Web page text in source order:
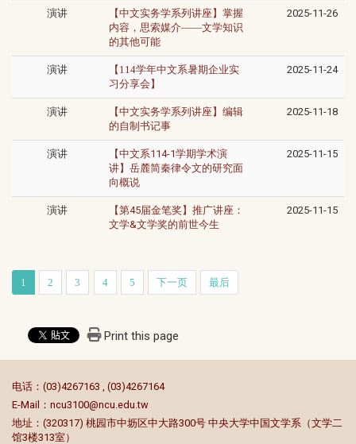
演讲
【中文实务学系列讲座】掌握
内容，思索媒介——文学知识
的其他可能
2025-11-26
演讲
【114学年中文系暑期企业实
习分享会】
2025-11-24
演讲
【中文实务学系列讲座】编辑
的自制书记事
2025-11-18
演讲
【中文系114-1学期学术演
讲】岳麓简秦律令文的研究面
向概说
2025-11-15
演讲
【第45届金笔奖】推广讲座：
文学&文学奖的前世今生
2025-11-15
1 2 3 4 5 下一页 最后
Print this page
电话：(03)4267163 , (03)4267164
E-Mail： ncu3100@ncu.edu.tw
地址：(320317) 桃园市中坜区中大路300号 中央大学中国文学系（文学二
馆3楼313室）